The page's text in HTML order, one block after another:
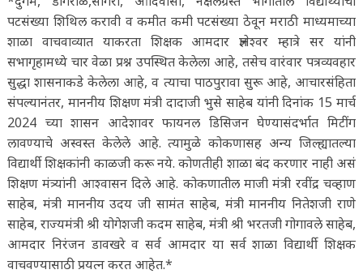
पटसंख्या शिथिल करावी व कमीत कमी पटसंख्या ठेवून मराठी माध्यमाच्या
शाळा वाचवाव्यात याकरता शिक्षक आमदार ज्ञानेश्वर म्हात्रे सर यांनी
सभागृहामध्ये चार वेळा प्रश्न उपस्थित केलेला आहे, तसेच वारंवार पत्रव्यवहार
सुद्धा शासनाकडे केलेला आहे, व त्याचा पाठपुरावा सुरू आहे, आचारसंहिता
संपल्यानंतर, माननीय शिक्षण मंत्री दादाजी भुसे साहेब यांनी दिनांक 15 मार्च
2024 च्या शासन आदेशावर फायनल डिसिजन घेण्यासंदर्भात मिटींग
लावण्याचे अस्वस्त केलेले आहे. त्यामुळे कोकणासह अन्य जिल्ह्यातल्या
विद्यार्थी शिक्षकांनी काळजी करू नये. कोणतीही शाळा बंद करणार नाही असं
शिक्षण मंत्र्यांनी आश्वासन दिले आहे. कोकणातील माजी मंत्री रवींद्र चव्हाण
साहेब, मंत्री माननीय उदय जी सामंत साहेब, मंत्री माननीय नितेशजी राणे
साहेब, राज्यमंत्री श्री योगेशजी कदम साहेब, मंत्री श्री भरतजी गोगावले साहेब,
आमदार निरंजन डावखरे व सर्व आमदार या सर्व शाळा विद्यार्थी शिक्षक
वाचवण्यासाठी प्रयत्न करत आहेत.*